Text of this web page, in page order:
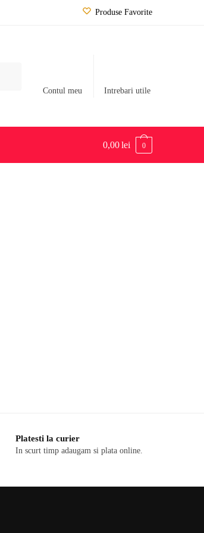
Produse Favorite
Contul meu Intrebari utile
0,00lei 0
Platesti la curier
In scurt timp adaugam si plata online.